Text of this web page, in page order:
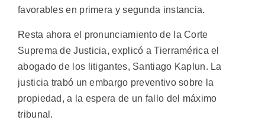
favorables en primera y segunda instancia.
Resta ahora el pronunciamiento de la Corte
Suprema de Justicia, explicó a Tierramérica el
abogado de los litigantes, Santiago Kaplun. La
justicia trabó un embargo preventivo sobre la
propiedad, a la espera de un fallo del máximo
tribunal.